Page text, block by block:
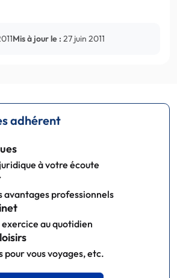
Mis à jour le : 27 juin 2011
adhérent
à votre écoute
avantages professionnels
au quotidien
pour vous voyages, etc.